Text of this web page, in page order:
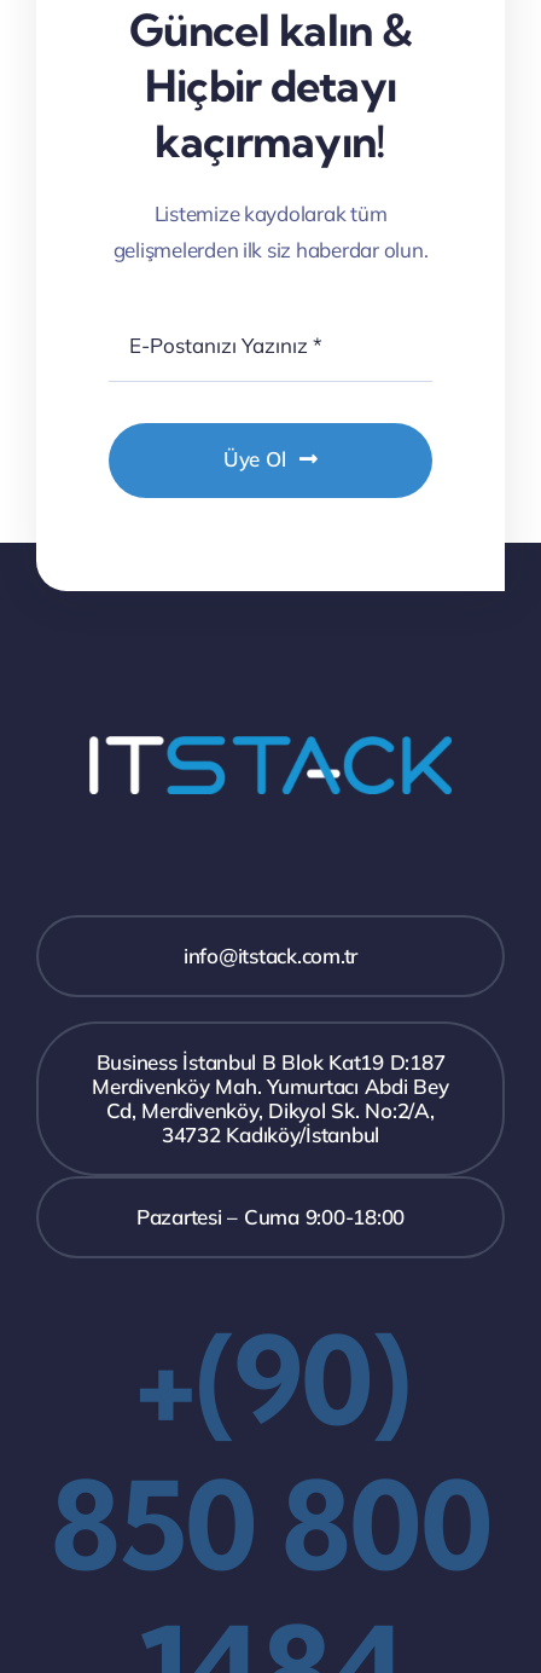
Güncel kalın &
Hiçbir detayı
kaçırmayın!
Listemize kaydolarak tüm
gelişmelerden ilk siz haberdar olun.
Üye Ol
info@itstack.com.tr
Business İstanbul B Blok Kat19 D:187
Merdivenköy Mah. Yumurtacı Abdi Bey
Cd, Merdivenköy, Dikyol Sk. No:2/A,
34732 Kadıköy/İstanbul
Pazartesi – Cuma 9:00-18:00
+(90)
850 800